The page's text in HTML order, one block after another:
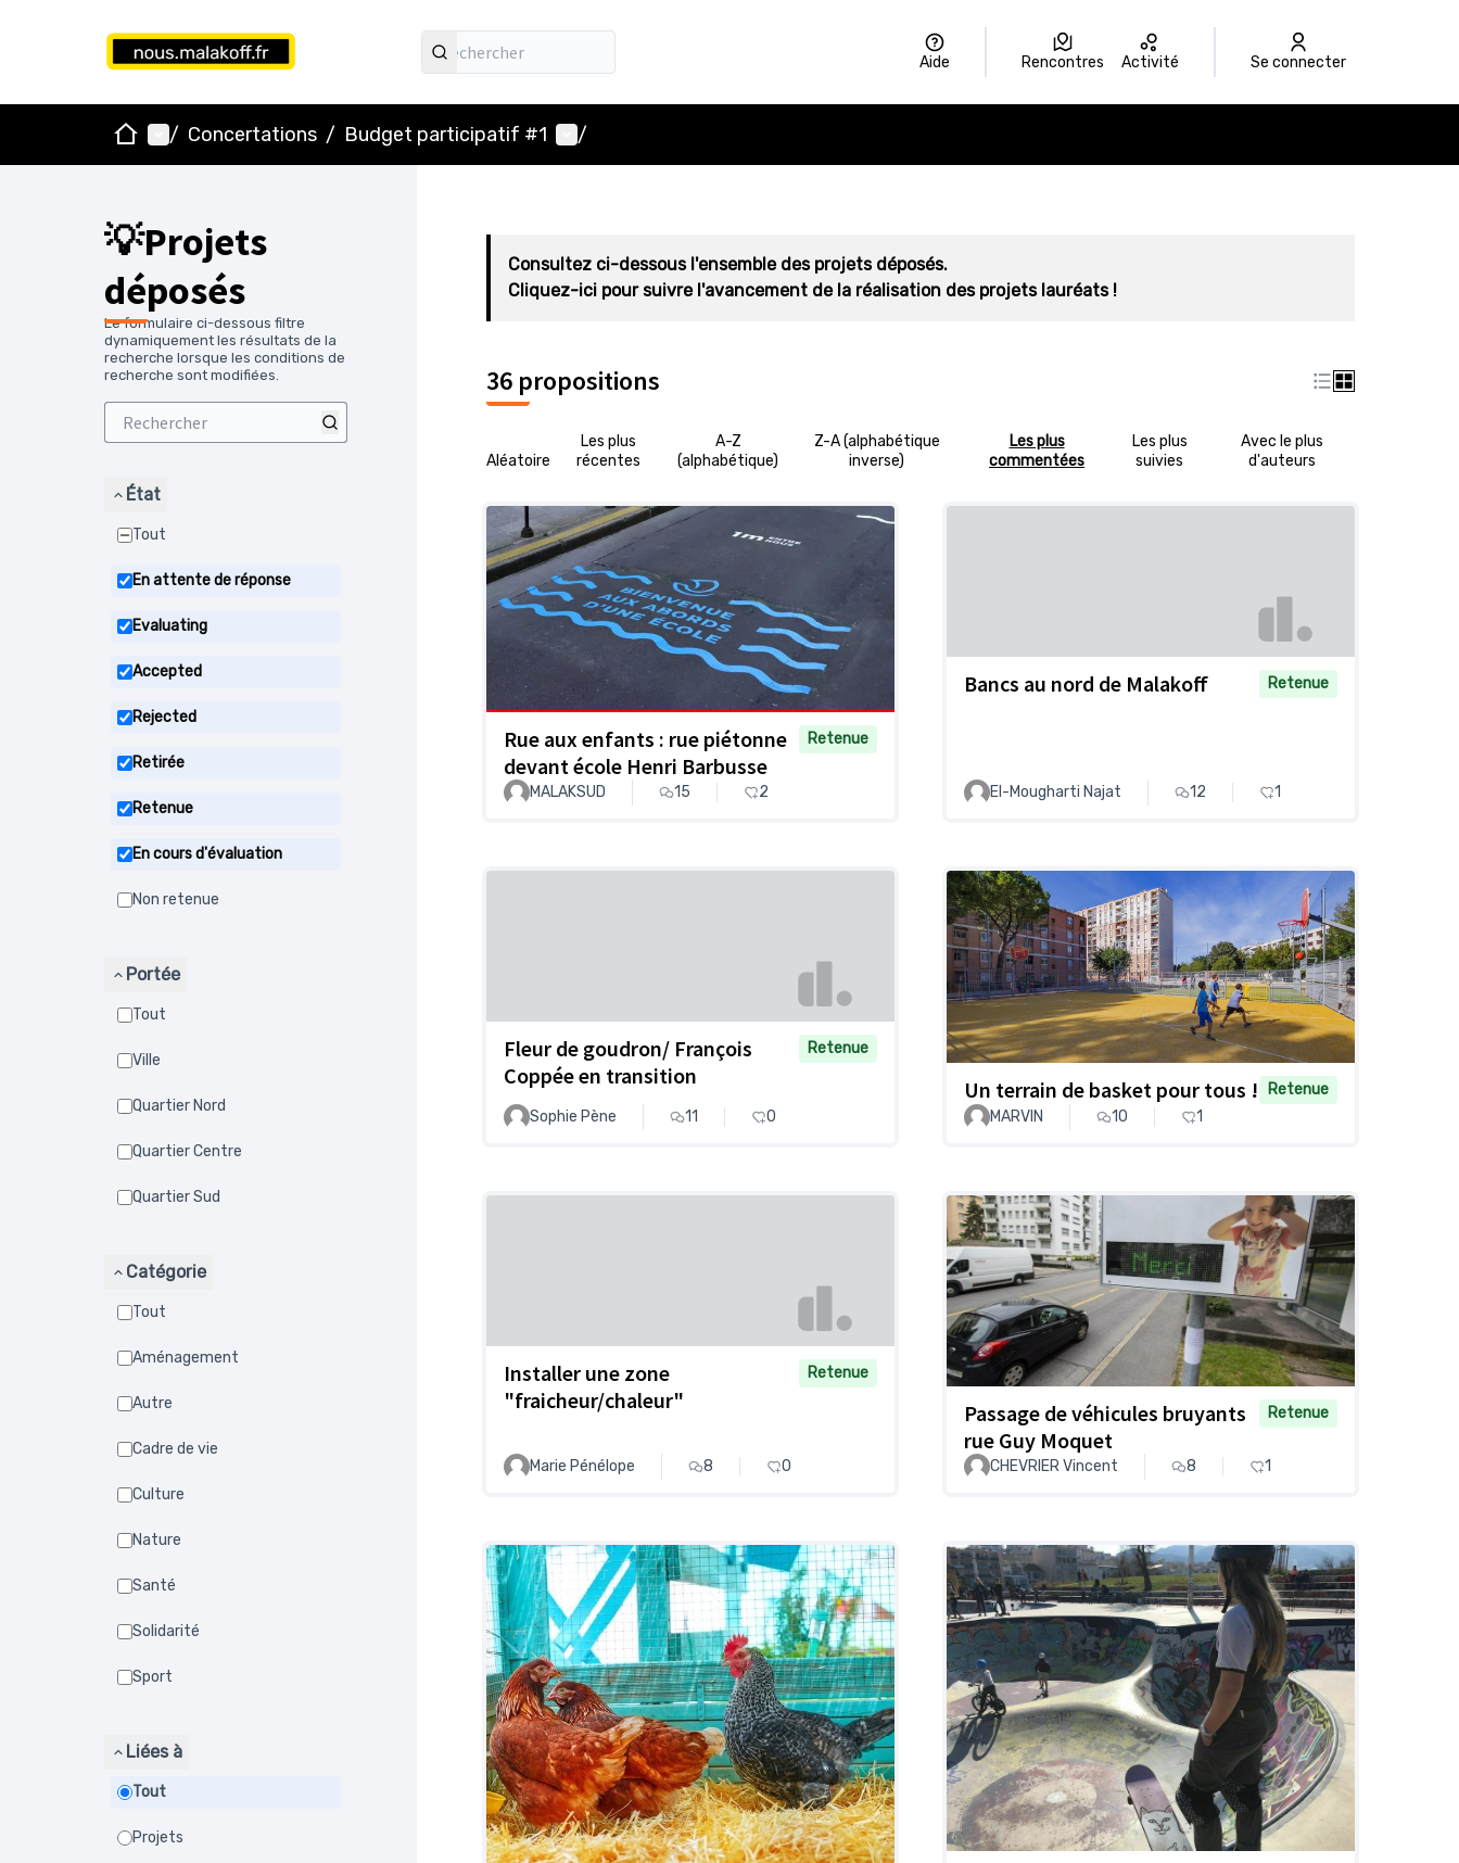
Aide Rencontres Activité Se connecter
AccueilMenu principal
/ Concertations / Budget participatif #1 Menu utilisateur
/
💡Projets
déposés
Le formulaire ci-dessous filtre
dynamiquement les résultats de la
recherche lorsque les conditions de
recherche sont modifiées.
État
Tout
En attente de réponse
Evaluating
Accepted
Rejected
Retirée
Retenue
En cours d'évaluation
Non retenue
Portée
Tout
Ville
Quartier Nord
Quartier Centre
Quartier Sud
Catégorie
Tout
Aménagement
Autre
Cadre de vie
Culture
Nature
Santé
Solidarité
Sport
Liées à
Tout
Projets
Consultez ci-dessous l'ensemble des projets déposés.
Cliquez-ici pour suivre l'avancement de la réalisation des projets lauréats !
36 propositions
Aléatoire
Les plus
récentes
A-Z
(alphabétique)
Z-A (alphabétique
inverse)
Les plus
commentées
Les plus
suivies
Avec le plus
d'auteurs
Rue aux enfants : rue piétonne
devant école Henri Barbusse
Retenue
MALAKSUD 15 2
Bancs au nord de Malakoff Retenue
El-Mougharti Najat 12 1
Fleur de goudron/ François
Coppée en transition
Retenue
Sophie Pène 11 0
Un terrain de basket pour tous !
Retenue
MARVIN
10 1
Installer une zone
"fraicheur/chaleur"
Retenue
Marie Pénélope 8 0
Passage de véhicules bruyants
rue Guy Moquet
Retenue
CHEVRIER Vincent 8 1